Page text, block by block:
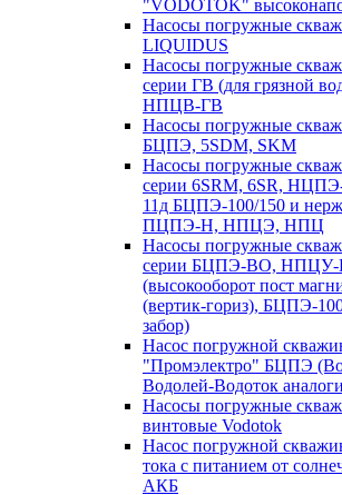
"VODOTOK"
Насосы погружные
LIQUIDUS
Насосы погружные
серии ГВ (для грязной
НПЦВ-ГВ
Насосы погружные
БЦПЭ, 5SDM, SKM
Насосы погружные
серии 6SRM, 6SR,
11д БЦПЭ-100/150 и
ПЦПЭ-Н, НПЦЭ, НПЦ
Насосы погружные
серии БЦПЭ-ВО,
(высокооборот пост
(вертик-гориз), БЦПЭ-
забор)
Насос погружной
"Промэлектро" БЦПЭ
Водолей-Водоток аналоги
Насосы погружные
винтовые Vodotok
Насос погружной
тока с питанием от
АКБ